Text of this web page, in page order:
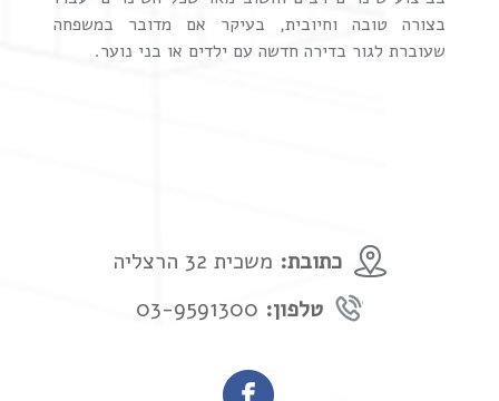
בצורה טובה וחיובית, בעיקר אם מדובר במשפחה
שעוברת לגור בדירה חדשה עם ילדים או בני נוער.
כתובת: משכית 32 הרצליה
טלפון: